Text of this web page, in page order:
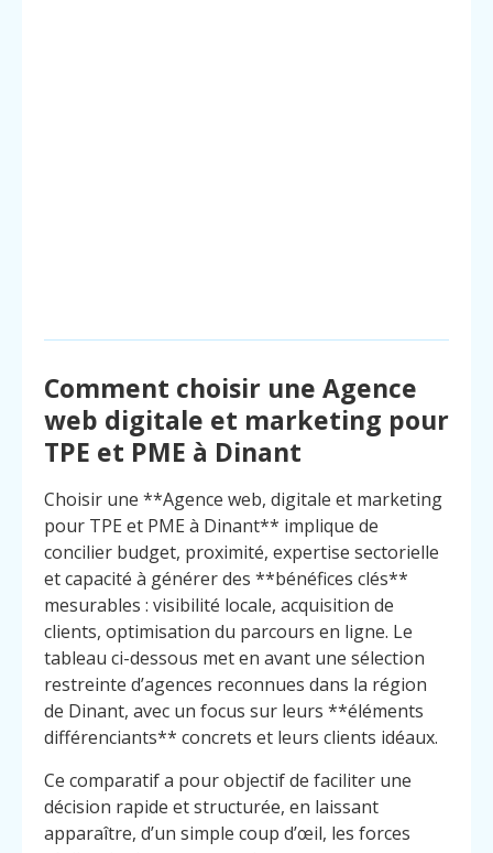
Comment choisir une Agence
web digitale et marketing pour
TPE et PME à Dinant
Choisir une **Agence web, digitale et marketing
pour TPE et PME à Dinant** implique de
concilier budget, proximité, expertise sectorielle
et capacité à générer des **bénéfices clés**
mesurables : visibilité locale, acquisition de
clients, optimisation du parcours en ligne. Le
tableau ci-dessous met en avant une sélection
restreinte d’agences reconnues dans la région
de Dinant, avec un focus sur leurs **éléments
différenciants** concrets et leurs clients idéaux.
Ce comparatif a pour objectif de faciliter une
décision rapide et structurée, en laissant
apparaître, d’un simple coup d’œil, les forces